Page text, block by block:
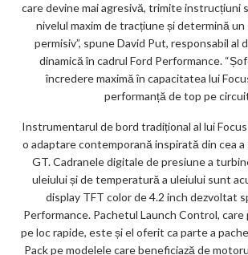
care devine mai agresivă, trimite instrucțiuni
nivelul maxim de tracțiune și determină un
permisiv”, spune David Put, responsabil al
dinamică în cadrul Ford Performance.
încredere maximă în capacitatea lui
performanță de top pe
Instrumentarul de bord tradițional al lui
o adaptare contemporană inspirată din cea a
GT. Cadranele digitale de presiune a
uleiului și de temperatură a uleiului sunt
display TFT color de 4.2 inch dezvoltat
Performance. Pachetul Launch Control,
pe loc rapide, este și el oferit ca parte a
Pack pe modelele care beneficiază de